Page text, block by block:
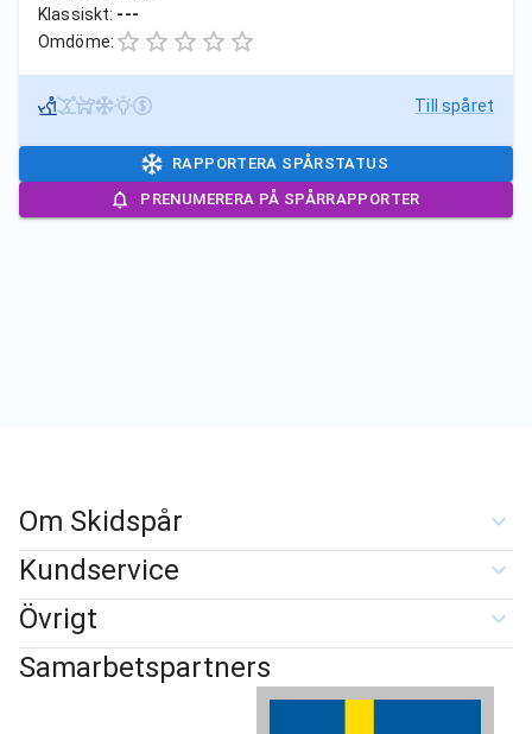
Klassiskt: ---
Omdöme:
Till spåret
RAPPORTERA SPÅRSTATUS
PRENUMERERA PÅ SPÅRRAPPORTER
Om Skidspår
Kundservice
Övrigt
Samarbetspartners